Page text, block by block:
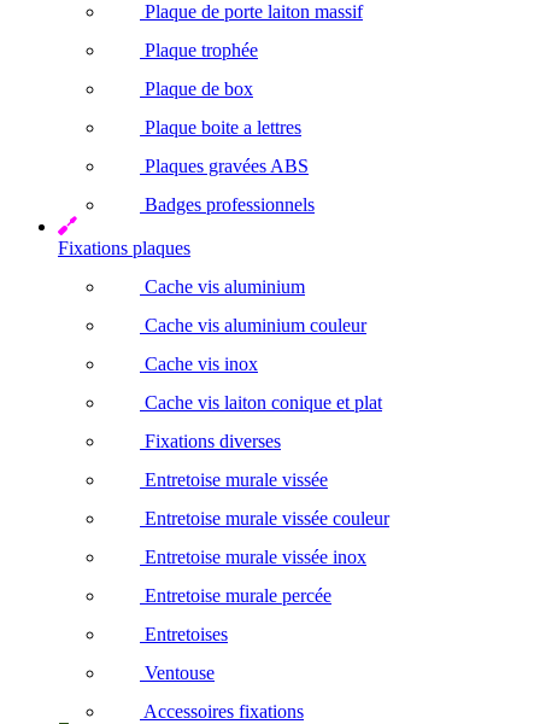
Plaque de porte laiton massif
Plaque trophée
Plaque de box
Plaque boite a lettres
Plaques gravées ABS
Badges professionnels
Fixations plaques
Cache vis aluminium
Cache vis aluminium couleur
Cache vis inox
Cache vis laiton conique et plat
Fixations diverses
Entretoise murale vissée
Entretoise murale vissée couleur
Entretoise murale vissée inox
Entretoise murale percée
Entretoises
Ventouse
Accessoires fixations